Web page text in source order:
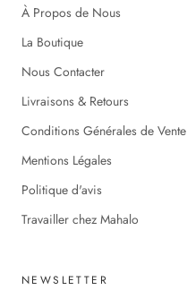
À Propos de Nous
La Boutique
Nous Contacter
Livraisons & Retours
Conditions Générales de Vente
Mentions Légales
Politique d'avis
Travailler chez Mahalo
NEWSLETTER